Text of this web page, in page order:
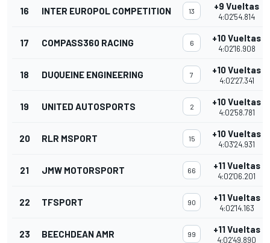
16 INTER EUROPOL COMPETITION 13 +9 Vueltas
4:02'54.814
17 COMPASS360 RACING 6 +10 Vueltas
4:02'16.908
18 DUQUEINE ENGINEERING 7 +10 Vueltas
4:02'27.341
19 UNITED AUTOSPORTS 2 +10 Vueltas
4:02'58.781
20 RLR MSPORT 15 +10 Vueltas
4:03'24.931
21 JMW MOTORSPORT 66 +11 Vueltas
4:02'06.201
22 TFSPORT 90 +11 Vueltas
4:02'14.163
23 BEECHDEAN AMR 99 +11 Vueltas
4:02'49.890